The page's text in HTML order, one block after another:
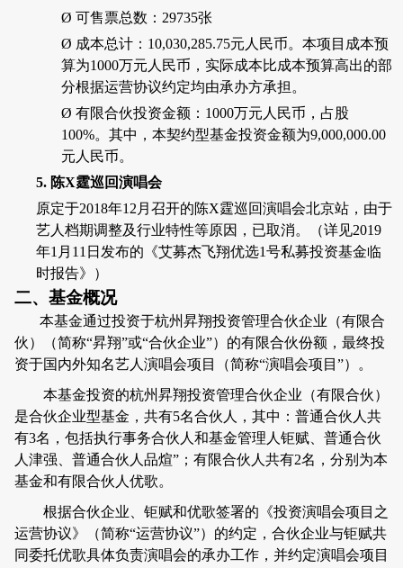
Ø 可售票总数： 29735张
Ø 成本总计： 10,030,285.75元人民币。本项目成本预
算为1000万元人民币，实际成本比成本预算高出的部
分根据运营协议约定均由承办方承担。
Ø 有限合伙投资金额： 1000万元人民币，占股
100%。其中，本契约型基金投资金额为9,000,000.00
元人民币。
5. 陈X霆巡回演唱会
原定于2018年12 月召开的陈X霆巡回演唱会北京站，由于
艺人档期调整及行业特性等原因，已取消。（详见2019
年1 月 11 日发布的《艾募杰飞翔优选1号私募投资基金临
时报告》）
二、基金概况
本基金通过投资于杭州昇翔投资管理合伙企业（有限合
伙）（简称“昇翔”或“合伙企业”）的有限合伙份额，最终投
资于国内外知名艺人演唱会项目（简称“演唱会项目”）。
本基金投资的杭州昇翔投资管理合伙企业（有限合伙）
是合伙企业型基金，共有5名合伙人，其中：普通合伙人共
有3名，包括执行事务合伙人和基金管理人钜赋、普通合伙
人津强、普通合伙人品煊” ；有限合伙人共有2名，分别为本
基金和有限合伙人优歌。
根据合伙企业、钜赋和优歌签署的《投资演唱会项目之
运营协议》（简称“运营协议”）的约定，合伙企业与钜赋共
同委托优歌具体负责演唱会的承办工作，并约定演唱会项目